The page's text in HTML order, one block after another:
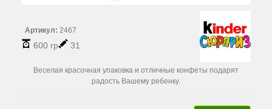
Артикул: 2467
600 гр 31
Веселая красочная упаковка и отличные конфеты подарят
радость Вашему ребенку.